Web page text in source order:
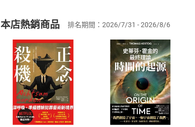
(二)消費者訂購本店鋪之商品即代表知悉本店鋪
且已下載/存取電子書，不得請求退貨退款。
退貨方式：您欲取消訂單或辦理退貨時，請登入
貨」，本店鋪將依您的申請進行審核，待審核通過
請注意，樂天市場須以整筆訂單為單位進行取消/
挑選商品
Choose
放入購物車
Shopping cart
購書後，如何開始使用？
Step1.選擇閱讀載具
本店熱銷商品 排名期間：2026/7/31 - 2026/8/6